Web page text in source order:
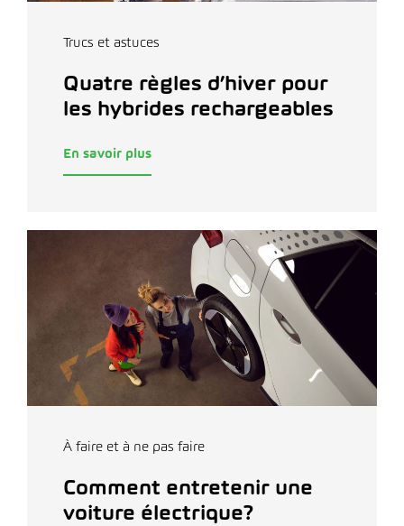
Trucs et astuces
Quatre règles d’hiver pour
les hybrides rechargeables
En savoir plus
À faire et à ne pas faire
Comment entretenir une
voiture électrique?